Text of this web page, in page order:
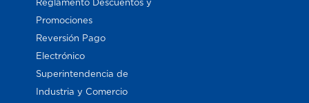
Reglamento Descuentos y
Promociones
Reversión Pago
Electrónico
Superintendencia de
Industria y Comercio